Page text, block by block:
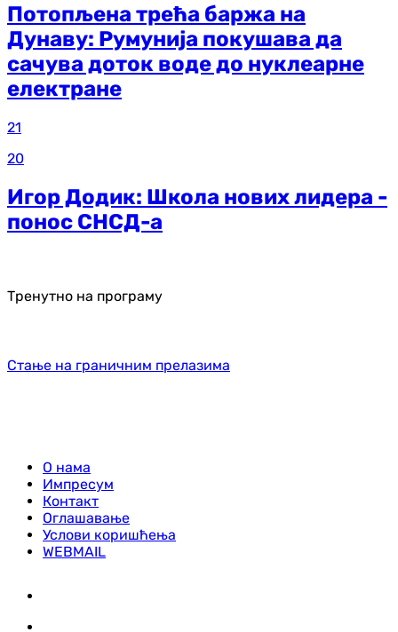
Потопљена трећа баржа на
Дунаву: Румунија покушава да
сачува доток воде до нуклеарне
електране
21
20
Игор Додик: Школа нових лидера -
понос СНСД-а
Тренутно на програму
Стање на граничним прелазима
О нама
Импресум
Контакт
Оглашавање
Услови коришћења
WEBMAIL